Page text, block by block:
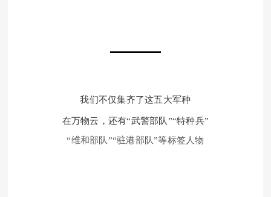
我们不仅集齐了这五大军种
在万物云，还有“武警部队”“特种兵”
“维和部队”“驻港部队”等标签人物